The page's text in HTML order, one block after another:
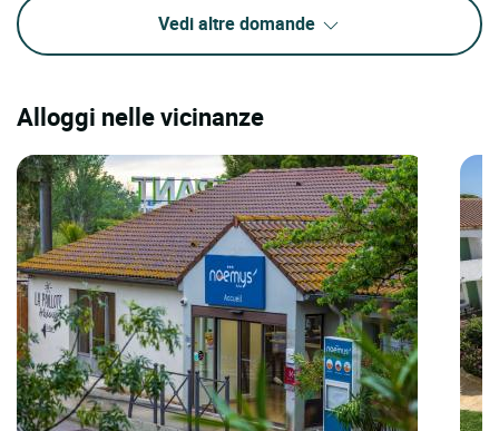
Vedi altre domande
Alloggi nelle vicinanze